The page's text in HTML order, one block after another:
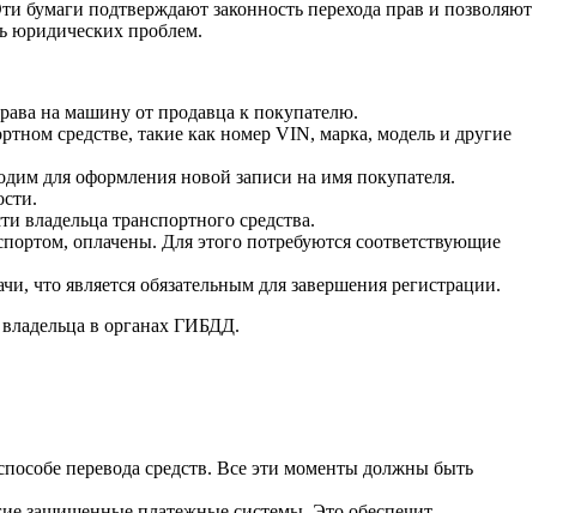
бумаги подтверждают законность перехода прав и позволяют
юридических проблем.
на машину от продавца к покупателю.
средстве, такие как номер VIN, марка, модель и другие
для оформления новой записи на имя покупателя.
владельца транспортного средства.
оплачены. Для этого потребуются соответствующие
что является обязательным для завершения регистрации.
в органах ГИБДД.
перевода средств. Все эти моменты должны быть